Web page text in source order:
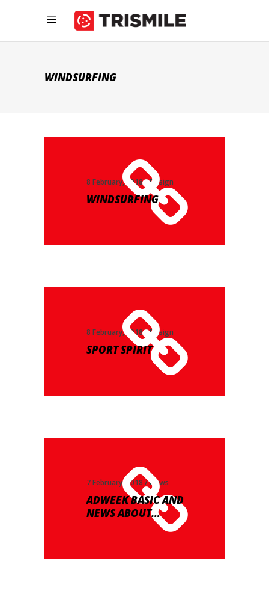
WINDSURFING
8 February, 2018 Design
WINDSURFING
8 February, 2018 Design
SPORT SPIRIT
7 February, 2018 News
ADWEEK BASIC AND
NEWS ABOUT…